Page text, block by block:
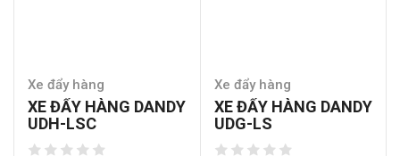
Xe đẩy hàng
XE ĐẨY HÀNG DANDY
UDH-LSC
Xe đẩy hàng
XE ĐẨY HÀNG DANDY
UDG-LS